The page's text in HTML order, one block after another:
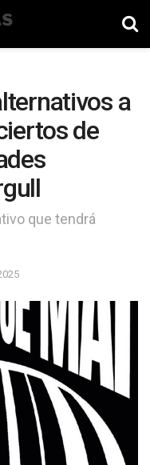
a
de
que tendrá